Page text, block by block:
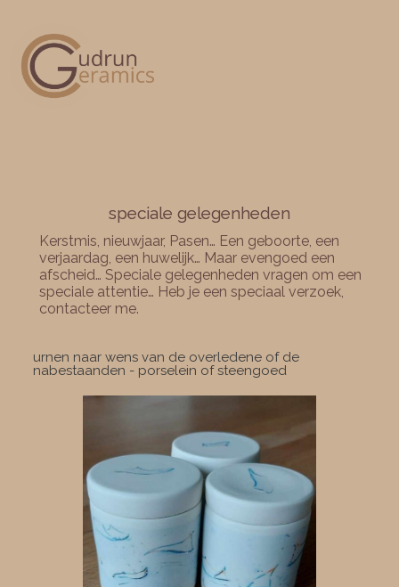
speciale gelegenheden
Kerstmis, nieuwjaar, Pasen… Een geboorte, een
verjaardag, een huwelijk… Maar evengoed een
afscheid… Speciale gelegenheden vragen om een
speciale attentie… Heb je een speciaal verzoek,
contacteer me.
urnen naar wens van de overledene of de
nabestaanden - porselein of steengoed